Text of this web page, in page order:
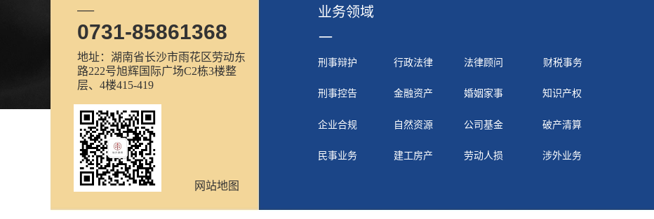
业务领域
一
刑事辩护 行政法律 法律顾问
婚姻家事
劳动人损
公司基金
财税事务
破产清算
知识产权
涉外业务
金融资产
自然资源
建工房产
刑事控告
企业合规
民事业务
网站地图
地址：湖南省长沙市雨花区劳动东
路222号旭辉国际广场C2栋3楼整
层、4楼415-419
0731-85861368
—